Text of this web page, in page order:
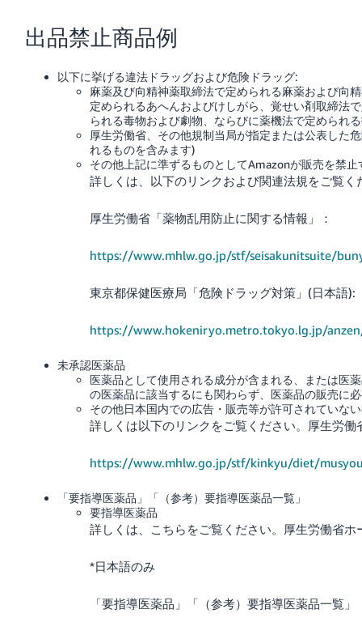
出品禁止商品例
以下に挙げる違法ドラッグおよび危険ドラッグ:
麻薬及び向精神薬取締法で定められる麻薬および向
定められるあへんおよびけしがら、覚せい剤取締法
られる毒物および劇物、ならびに薬機法で定められ
厚生労働省、その他規制当局が指定または公表した
れるものを含みます)
その他上記に準ずるものとしてAmazonが販売を禁止
詳しくは、以下のリンクおよび関連法規をご覧く
厚生労働省「薬物乱用防止に関する情報」：
https://www.mhlw.go.jp/stf/seisakunitsuite/
東京都保健医療局「危険ドラッグ対策」(日本語):
https://www.hokeniryo.metro.tokyo.lg.jp/
未承認医薬品
医薬品として使用される成分が含まれる、または医
の医薬品に該当するにも関わらず、医薬品の販売に
その他日本国内での広告・販売等が許可されていな
詳しくは以下のリンクをご覧ください。厚生労
https://www.mhlw.go.jp/stf/kinkyu/diet/
「要指導医薬品」「（参考）要指導医薬品一覧」
要指導医薬品
詳しくは、こちらをご覧ください。厚生労働省
*日本語のみ
「要指導医薬品」「（参考）要指導医薬品一覧」